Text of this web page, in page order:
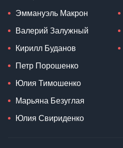
Эммануэль Макрон
Валерий Залужный
Кирилл Буданов
Петр Порошенко
Юлия Тимошенко
Марьяна Безуглая
Юлия Свириденко